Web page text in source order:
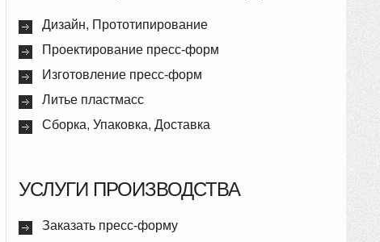
Дизайн, Прототипирование
Проектирование пресс-форм
Изготовление пресс-форм
Литье пластмасс
Сборка, Упаковка, Доставка
УСЛУГИ ПРОИЗВОДСТВА
Заказать пресс-форму